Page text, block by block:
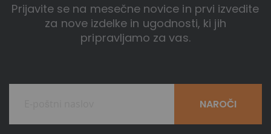
Prijavite se na mesečne novice in prvi izvedite
za nove izdelke in ugodnosti, ki jih
pripravljamo za vas.
NAROČI